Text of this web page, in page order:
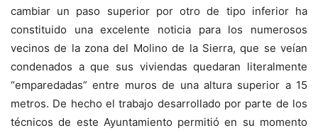
cambiar un paso superior por otro de tipo inferior ha
constituido una excelente noticia para los numerosos
vecinos de la zona del Molino de la Sierra, que se veían
condenados a que sus viviendas quedaran literalmente
“emparedadas” entre muros de una altura superior a 15
metros. De hecho el trabajo desarrollado por parte de los
técnicos de este Ayuntamiento permitió en su momento